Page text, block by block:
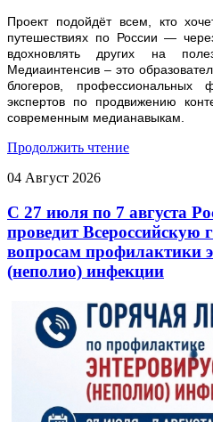
Проект подойдёт всем, кто
путешествиях по России —
вдохновлять других на
Медиаинтенсив – это
блогеров, профессиональных
экспертов по продвижению
современным медианавыкам.
Продолжить чтение
04 Август 2026
С 27 июля по 7 августа
проведит
вопросам профилактики
(неполио) инфекции